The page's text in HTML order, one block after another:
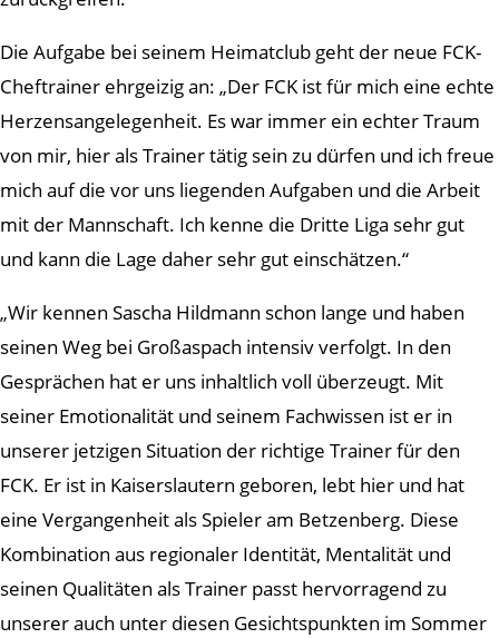
Die Aufgabe bei seinem Heimatclub geht der neue FCK-
Cheftrainer ehrgeizig an: „Der FCK ist für mich eine echte
Herzensangelegenheit. Es war immer ein echter Traum
von mir, hier als Trainer tätig sein zu dürfen und ich freue
mich auf die vor uns liegenden Aufgaben und die Arbeit
mit der Mannschaft. Ich kenne die Dritte Liga sehr gut
und kann die Lage daher sehr gut einschätzen.“
„Wir kennen Sascha Hildmann schon lange und haben
seinen Weg bei Großaspach intensiv verfolgt. In den
Gesprächen hat er uns inhaltlich voll überzeugt. Mit
seiner Emotionalität und seinem Fachwissen ist er in
unserer jetzigen Situation der richtige Trainer für den
FCK. Er ist in Kaiserslautern geboren, lebt hier und hat
eine Vergangenheit als Spieler am Betzenberg. Diese
Kombination aus regionaler Identität, Mentalität und
seinen Qualitäten als Trainer passt hervorragend zu
unserer auch unter diesen Gesichtspunkten im Sommer